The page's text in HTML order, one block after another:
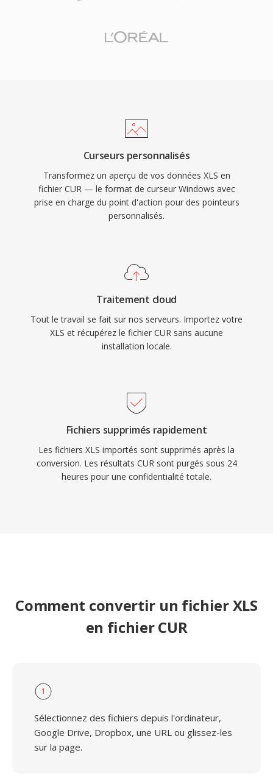
Curseurs personnalisés
Transformez un aperçu de vos données XLS en
fichier CUR — le format de curseur Windows avec
prise en charge du point d'action pour des pointeurs
personnalisés.
Traitement cloud
Tout le travail se fait sur nos serveurs. Importez votre
XLS et récupérez le fichier CUR sans aucune
installation locale.
Fichiers supprimés rapidement
Les fichiers XLS importés sont supprimés après la
conversion. Les résultats CUR sont purgés sous 24
heures pour une confidentialité totale.
Comment convertir un fichier XLS
en fichier CUR
1
Sélectionnez des fichiers depuis l'ordinateur,
Google Drive, Dropbox, une URL ou glissez-les
sur la page.